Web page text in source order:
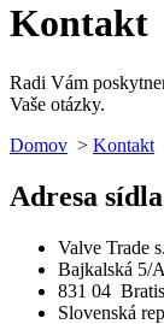
Kontakt
Radi Vám
Vaše otázky.
Domov > Kontakt
Adresa sídla
Valve Trade
Bajkalská 5/A
831 04
Slovenská